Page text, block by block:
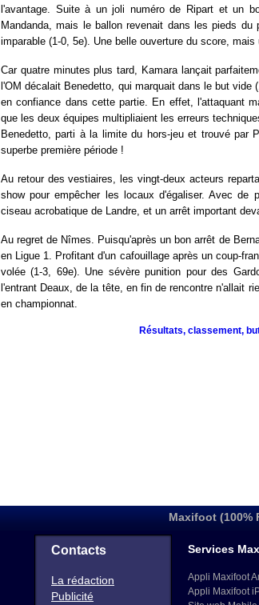
l'avantage. Suite à un joli numéro de Ripart et un
Mandanda, mais le ballon revenait dans les pieds
imparable (1-0, 5e). Une belle ouverture du score,
Car quatre minutes plus tard, Kamara lançait
l'OM décalait Benedetto, qui marquait dans le but
en confiance dans cette partie. En effet, l'attaquant
que les deux équipes multipliaient les erreurs
Benedetto, parti à la limite du hors-jeu et trouvé par
superbe première période !
Au retour des vestiaires, les vingt-deux acteurs
show pour empêcher les locaux d'égaliser. Avec de
ciseau acrobatique de Landre, et un arrêt important
Au regret de Nîmes. Puisqu'après un bon arrêt de
en Ligue 1. Profitant d'un cafouillage après un coup-
volée (1-3, 69e). Une sévère punition pour des
l'entrant Deaux, de la tête, en fin de rencontre n'allait
en championnat.
Résultats, classement,
Maxifoot
Contacts
La rédaction
Publicité
Services
Appli Maxifoot
Appli Maxifoot